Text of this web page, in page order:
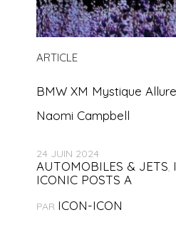
ARTICLE
BMW XM Mystique
Naomi Campbell
24 JUIN 2024
AUTOMOBILES & JETS,
ICONIC POSTS A
PAR ICON-ICON